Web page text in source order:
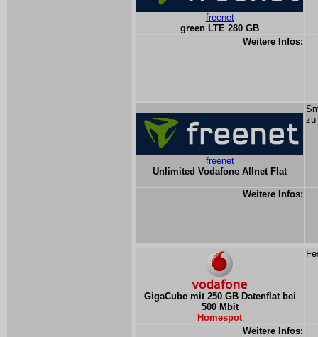
freenet
green LTE 280 GB
Weitere Infos:
freenet
Unlimited Vodafone Allnet Flat
zu
Weitere Infos:
GigaCube mit 250 GB Datenflat bei
500 Mbit
Homespot
Weitere Infos: